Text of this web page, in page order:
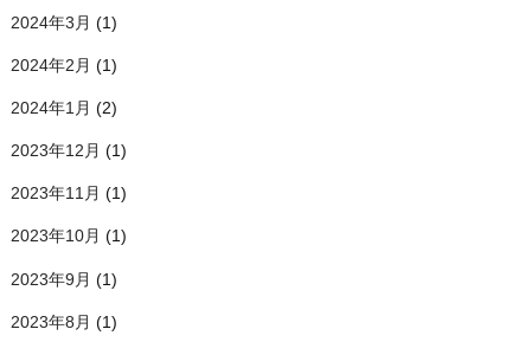
2024年3月 (1)
2024年2月 (1)
2024年1月 (2)
2023年12月 (1)
2023年11月 (1)
2023年10月 (1)
2023年9月 (1)
2023年8月 (1)